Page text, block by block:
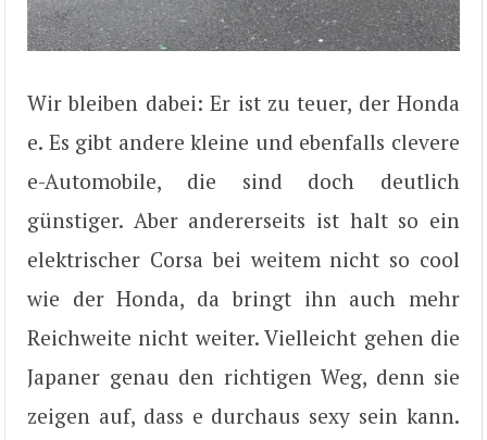
Wir bleiben dabei: Er ist zu teuer, der Honda
e. Es gibt andere kleine und ebenfalls clevere
e-Automobile, die sind doch deutlich
günstiger. Aber andererseits ist halt so ein
elektrischer Corsa bei weitem nicht so cool
wie der Honda, da bringt ihn auch mehr
Reichweite nicht weiter. Vielleicht gehen die
Japaner genau den richtigen Weg, denn sie
zeigen auf, dass e durchaus sexy sein kann.